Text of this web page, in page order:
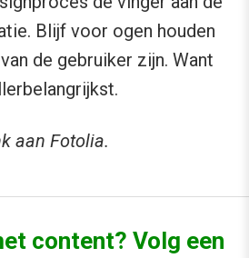
Blijf voor ogen houden
de gebruiker zijn. Want
aan Fotolia.
content? Volg een